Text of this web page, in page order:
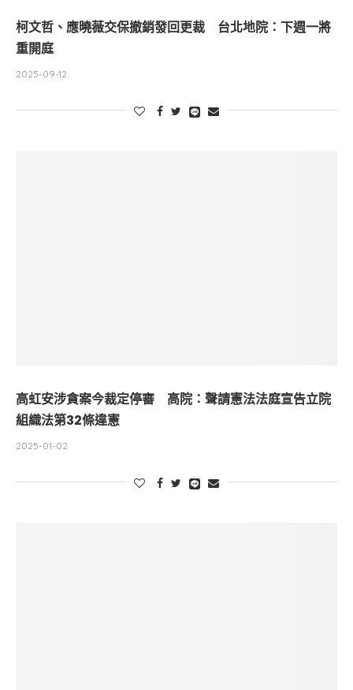
柯文哲、應曉薇交保撤銷發回更裁 台北地院：下週一將
重開庭
2025-09-12
高虹安涉貪案今裁定停審 高院：聲請憲法法庭宣告立院
組織法第32條違憲
2025-01-02